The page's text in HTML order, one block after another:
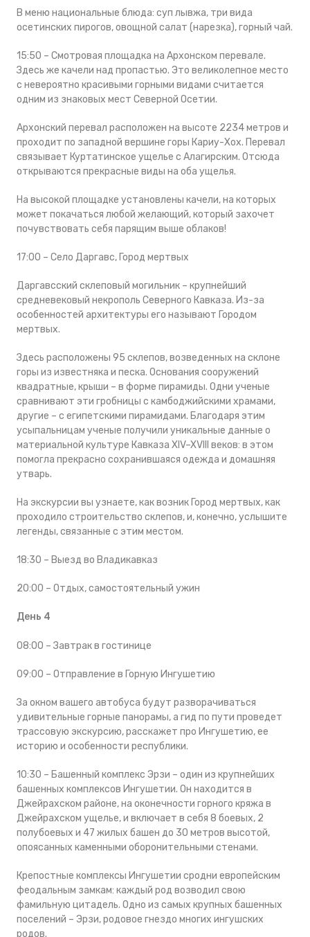
В меню национальные блюда: суп лывжа, три вида
осетинских пирогов, овощной салат (нарезка), горный чай.
15:50 – Смотровая площадка на Архонском перевале.
Здесь же качели над пропастью. Это великолепное место
с невероятно красивыми горными видами считается
одним из знаковых мест Северной Осетии.
Архонский перевал расположен на высоте 2234 метров и
проходит по западной вершине горы Кариу-Хох. Перевал
связывает Куртатинское ущелье с Алагирским. Отсюда
открываются прекрасные виды на оба ущелья.
На высокой площадке установлены качели, на которых
может покачаться любой желающий, который захочет
почувствовать себя парящим выше облаков!
17:00 – Село Даргавс, Город мертвых
Даргавсский склеповый могильник – крупнейший
средневековый некрополь Северного Кавказа. Из-за
особенностей архитектуры его называют Городом
мертвых.
Здесь расположены 95 склепов, возведенных на склоне
горы из известняка и песка. Основания сооружений
квадратные, крыши – в форме пирамиды. Одни ученые
сравнивают эти гробницы с камбоджийскими храмами,
другие – с египетскими пирамидами. Благодаря этим
усыпальницам ученые получили уникальные данные о
материальной культуре Кавказа XIV–XVIII веков: в этом
помогла прекрасно сохранившаяся одежда и домашняя
утварь.
На экскурсии вы узнаете, как возник Город мертвых, как
проходило строительство склепов, и, конечно, услышите
легенды, связанные с этим местом.
18:30 – Выезд во Владикавказ
20:00 – Отдых, самостоятельный ужин
День 4
08:00 – Завтрак в гостинице
09:00 – Отправление в Горную Ингушетию
За окном вашего автобуса будут разворачиваться
удивительные горные панорамы, а гид по пути проведет
трассовую экскурсию, расскажет про Ингушетию, ее
историю и особенности республики.
10:30 – Башенный комплекс Эрзи – один из крупнейших
башенных комплексов Ингушетии. Он находится в
Джейрахском районе, на оконечности горного кряжа в
Джейрахском ущелье, и включает в себя 8 боевых, 2
полубоевых и 47 жилых башен до 30 метров высотой,
опоясанных каменными оборонительными стенами.
Крепостные комплексы Ингушетии сродни европейским
феодальным замкам: каждый род возводил свою
фамильную цитадель. Одно из самых крупных башенных
поселений – Эрзи, родовое гнездо многих ингушских
родов.